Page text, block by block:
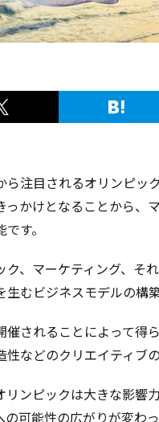
注目されるオリンピッ
かけとなることから、
す。
、マーケティング、そ
むビジネスモデルの構
されることによって得
などのクリエイティブ
ンピックは大きな影響
可能性の広がりが変わっ